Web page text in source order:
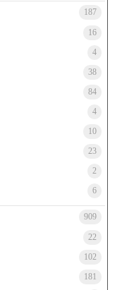
187
16
4
38
84
4
10
23
2
6
909
22
102
181